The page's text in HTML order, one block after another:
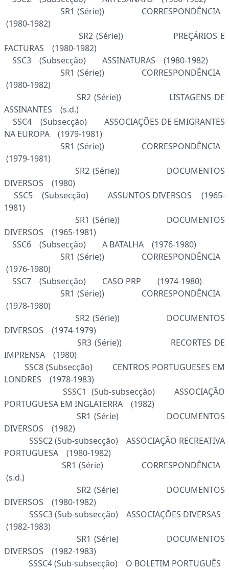
SR1 (Série)) CORRESPONDÊNCIA
(1980-1982)
SR2 (Série)) PREÇÁRIOS E
FACTURAS (1980-1982)
SSC3 (Subsecção) ASSINATURAS (1980-1982)
SR1 (Série)) CORRESPONDÊNCIA
(1980-1982)
SR2 (Série)) LISTAGENS DE
ASSINANTES (s.d.)
SSC4 (Subsecção) ASSOCIAÇÕES DE EMIGRANTES
NA EUROPA (1979-1981)
SR1 (Série)) CORRESPONDÊNCIA
(1979-1981)
SR2 (Série)) DOCUMENTOS
DIVERSOS (1980)
SSC5 (Subsecção) ASSUNTOS DIVERSOS (1965-
1981)
SR1 (Série)) DOCUMENTOS
DIVERSOS (1965-1981)
SSC6 (Subsecção) A BATALHA (1976-1980)
SR1 (Série)) CORRESPONDÊNCIA
(1976-1980)
SSC7 (Subsecção) CASO PRP (1974-1980)
SR1 (Série)) CORRESPONDÊNCIA
(1978-1980)
SR2 (Série)) DOCUMENTOS
DIVERSOS (1974-1979)
SR3 (Série)) RECORTES DE
IMPRENSA (1980)
SSC8 (Subsecção) CENTROS PORTUGUESES EM
LONDRES (1978-1983)
SSSC1 (Sub-subsecção) ASSOCIAÇÃO
PORTUGUESA EM INGLATERRA (1982)
SR1 (Série) DOCUMENTOS
DIVERSOS (1982)
SSSC2 (Sub-subsecção) ASSOCIAÇÃO RECREATIVA
PORTUGUESA (1980-1982)
SR1 (Série) CORRESPONDÊNCIA
(s.d.)
SR2 (Série) DOCUMENTOS
DIVERSOS (1980-1982)
SSSC3 (Sub-subsecção) ASSOCIAÇÕES DIVERSAS
(1982-1983)
SR1 (Série) DOCUMENTOS
DIVERSOS (1982-1983)
SSSC4 (Sub-subsecção) O BOLETIM PORTUGUÊS